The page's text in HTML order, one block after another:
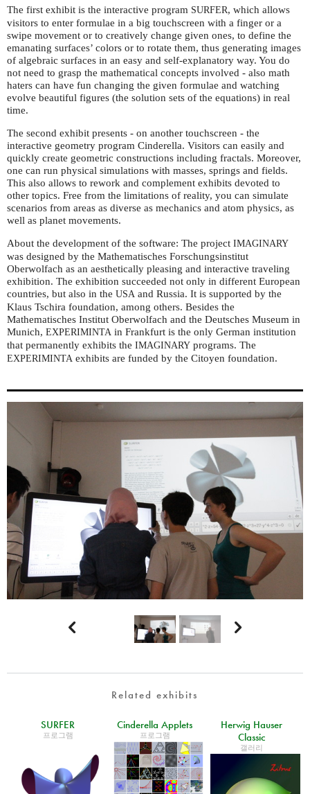
The first exhibit is the interactive program SURFER, which allows
visitors to enter formulae in a big touchscreen with a finger or a
swipe movement or to creatively change given ones, to define the
emanating surfaces’ colors or to rotate them, thus generating images
of algebraic surfaces in an easy and self-explanatory way. You do
not need to grasp the mathematical concepts involved - also math
haters can have fun changing the given formulae and watching
evolve beautiful figures (the solution sets of the equations) in real
time.
The second exhibit presents - on another touchscreen - the
interactive geometry program Cinderella. Visitors can easily and
quickly create geometric constructions including fractals. Moreover,
one can run physical simulations with masses, springs and fields.
This also allows to rework and complement exhibits devoted to
other topics. Free from the limitations of reality, you can simulate
scenarios from areas as diverse as mechanics and atom physics, as
well as planet movements.
About the development of the software: The project IMAGINARY
was designed by the Mathematisches Forschungsinstitut
Oberwolfach as an aesthetically pleasing and interactive traveling
exhibition. The exhibition succeeded not only in different European
countries, but also in the USA and Russia. It is supported by the
Klaus Tschira foundation, among others. Besides the
Mathematisches Institut Oberwolfach and the Deutsches Museum in
Munich, EXPERIMINTA in Frankfurt is the only German institution
that permanently exhibits the IMAGINARY programs. The
EXPERIMINTA exhibits are funded by the Citoyen foundation.
 
Related exhibits
SURFER
프로그램
Cinderella Applets
프로그램
Herwig Hauser
Classic
갤러리